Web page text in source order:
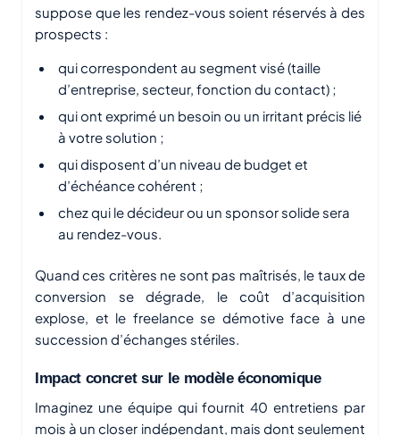
suppose que les rendez-vous soient réservés à des
prospects :
qui correspondent au segment visé (taille
d’entreprise, secteur, fonction du contact) ;
qui ont exprimé un besoin ou un irritant précis lié
à votre solution ;
qui disposent d’un niveau de budget et
d’échéance cohérent ;
chez qui le décideur ou un sponsor solide sera
au rendez-vous.
Quand ces critères ne sont pas maîtrisés, le taux de
conversion se dégrade, le coût d’acquisition
explose, et le freelance se démotive face à une
succession d’échanges stériles.
Impact concret sur le modèle économique
Imaginez une équipe qui fournit 40 entretiens par
mois à un closer indépendant, mais dont seulement